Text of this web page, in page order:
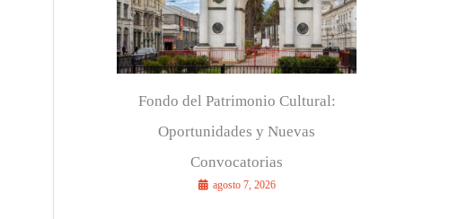
Fondo del Patrimonio Cultural:
Oportunidades y Nuevas
Convocatorias
agosto 7, 2026